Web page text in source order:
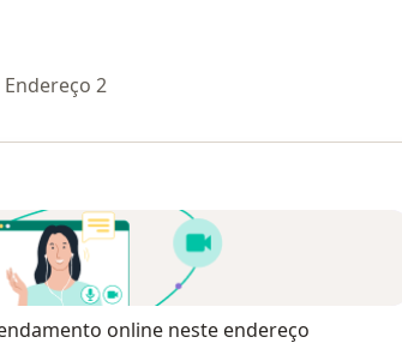
Endereço 2
online neste endereço